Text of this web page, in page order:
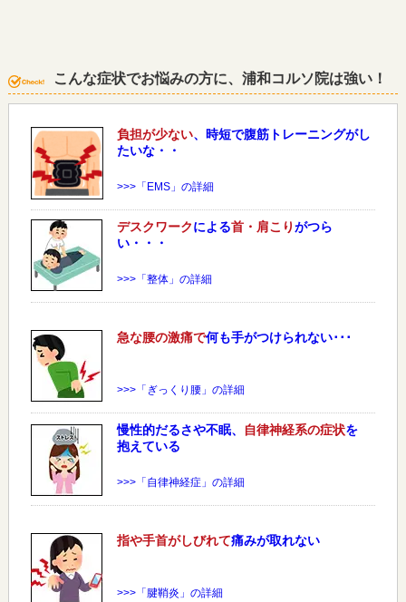
こんな症状でお悩みの方に、浦和コルソ院は強い！
負担が少ない、時短で腹筋トレーニングがし
たいな・・
>>>「EMS」の詳細
デスクワークによる首・肩こりがつら
い・・・
>>>「整体」の詳細
急な腰の激痛で何も手がつけられない･･･
>>>「ぎっくり腰」の詳細
慢性的だるさや不眠、 自律神経系の症状を
抱えている
>>>「自律神経症」の詳細
指や手首がしびれて痛みが取れない
>>>「腱鞘炎」の詳細